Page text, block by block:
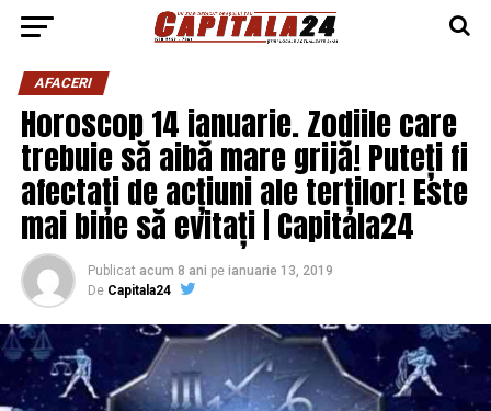
AFACERI
Horoscop 14 ianuarie. Zodiile care
trebuie să aibă mare grijă! Puteți fi
afectați de acțiuni ale terților! Este
mai bine să evitați | Capitala24
Publicat acum 8 ani pe ianuarie 13, 2019
De Capitala24